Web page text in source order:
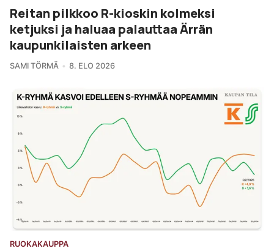
Reitan pilkkoo R-kioskin kolmeksi
ketjuksi ja haluaa palauttaa Ärrän
kaupunkilaisten arkeen
SAMI TÖRMÄ 8. ELO 2026
RUOKAKAUPPA